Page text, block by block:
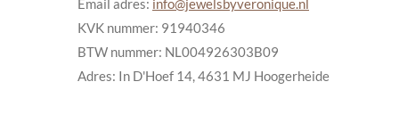
Email adres: info@jewelsbyveronique.nl
KVK nummer: 91940346
BTW nummer: NL004926303B09
Adres: In D'Hoef 14, 4631 MJ Hoogerheide